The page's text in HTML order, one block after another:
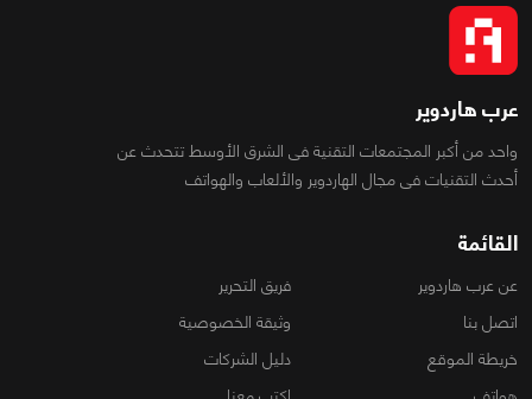
عرب هاردوير
واحد من أكبر المجتمعات التقنية فى الشرق الأوسط تتحدث عن
أحدث التقنيات فى مجال الهاردوير والألعاب والهواتف
القائمة
عن عرب هاردوير
فريق التحرير
اتصل بنا
وثيقة الخصوصية
خريطة الموقع
دليل الشركات